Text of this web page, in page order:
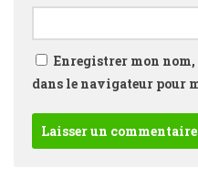
Enregistrer mon
dans le navigateur pour